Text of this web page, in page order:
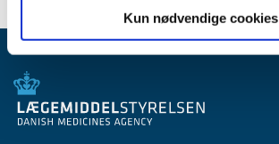
Kun nødvendige cookies